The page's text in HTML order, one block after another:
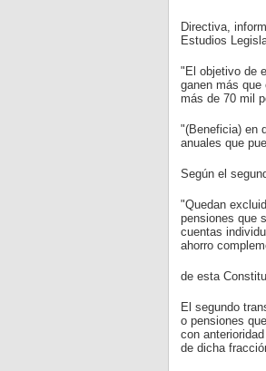
Directiva,
Estudios
"El objetivo de
ganen más que
más de 70 mil
"(Beneficia) en
anuales que
Según el
"Quedan
pensiones que
cuentas
ahorro
de esta
El segundo
o pensiones
con
de dicha